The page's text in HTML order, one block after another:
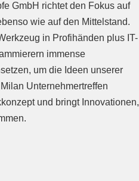
GmbH richtet den Fokus auf
wie auf den Mittelstand.
in Profihänden plus IT-
immense
um die Ideen unserer
Unternehmertreffen
und bringt Innovationen,